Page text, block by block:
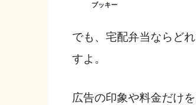
ブッキー
でも、宅配弁当ならど
すよ。
広告の印象や料金だけを